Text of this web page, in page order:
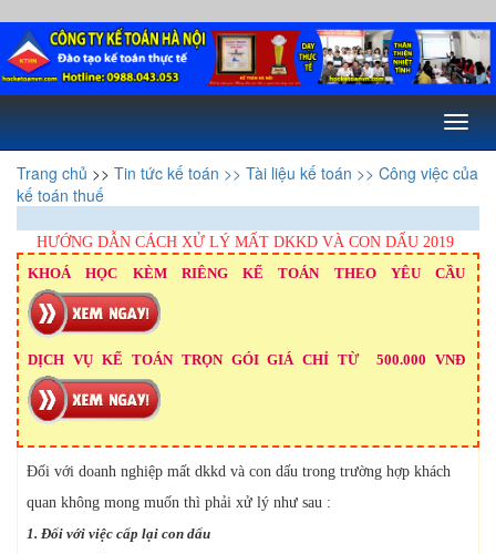
Toggle
Trang chủ >> Tin tức kế toán >> Tài liệu kế toán >> Công việc của
kế toán thuế
HƯỚNG DẪN CÁCH XỬ LÝ MẤT DKKD VÀ CON DẤU 2019
KHOÁ HỌC KÈM RIÊNG KẾ TOÁN THEO YÊU CẦU
DỊCH VỤ KẾ TOÁN TRỌN GÓI GIÁ CHỈ TỪ 500.000 VNĐ
Đối với doanh nghiệp mất dkkd và con dấu trong trường hợp khách
quan không mong muốn thì phải xử lý như sau :
1. Đối với việc cấp lại con dấu